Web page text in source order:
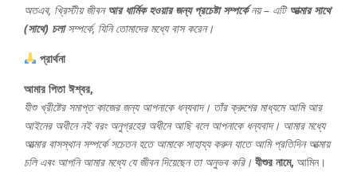
অতএব, খ্রিস্টীয় জীবনআর ধার্মিক হওয়ার জন্য প্রচেষ্টা সম্পর্কেনয় – এটিআত্মার সাথে
(সাথে) চলাসম্পর্কে, যিনি তোমাদের মধ্যে বাস করেন।
প্রার্থনা
আমার পিতা ঈশ্বর,
যীশু খ্রীষ্টের সমাপ্ত কাজের জন্য আপনাকে ধন্যবাদ। তাঁর ক্রুশের মাধ্যমে আমি আর
আইনের অধীনে নই বরং অনুগ্রহের অধীনে আছি বলে আপনাকে ধন্যবাদ। আমার মধ্যে
আত্মার বাসস্থান সম্পর্কে সচেতন হতে আমাকে সাহায্য করুন যাতে আমি প্রতিদিন আত্মায়
চলি এবং আপনি আমার মধ্যে যে জীবন দিয়েছেন তা অনুভব করি। যীশুর নামে, আমিন।